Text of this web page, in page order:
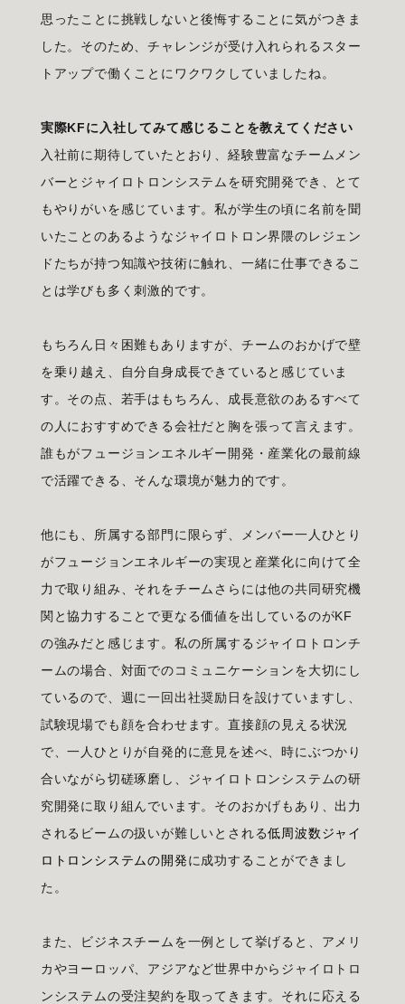
思ったことに挑戦しないと後悔することに気がつきま
した。そのため、チャレンジが受け入れられるスター
トアップで働くことにワクワクしていましたね。
実際KFに入社してみて感じることを教えてください
入社前に期待していたとおり、経験豊富なチームメン
バーとジャイロトロンシステムを研究開発でき、とて
もやりがいを感じています。私が学生の頃に名前を聞
いたことのあるようなジャイロトロン界隈のレジェン
ドたちが持つ知識や技術に触れ、一緒に仕事できるこ
とは学びも多く刺激的です。
もちろん日々困難もありますが、チームのおかげで壁
を乗り越え、自分自身成長できていると感じていま
す。その点、若手はもちろん、成長意欲のあるすべて
の人におすすめできる会社だと胸を張って言えます。
誰もがフュージョンエネルギー開発・産業化の最前線
で活躍できる、そんな環境が魅力的です。
他にも、所属する部門に限らず、メンバー一人ひとり
がフュージョンエネルギーの実現と産業化に向けて全
力で取り組み、それをチームさらには他の共同研究機
関と協力することで更なる価値を出しているのがKF
の強みだと感じます。私の所属するジャイロトロンチ
ームの場合、対面でのコミュニケーションを大切にし
ているので、週に一回出社奨励日を設けていますし、
試験現場でも顔を合わせます。直接顔の見える状況
で、一人ひとりが自発的に意見を述べ、時にぶつかり
合いながら切磋琢磨し、ジャイロトロンシステムの研
究開発に取り組んでいます。そのおかげもあり、出力
されるビームの扱いが難しいとされる低周波数ジャイ
ロトロンシステムの開発に成功することができまし
た。
また、ビジネスチームを一例として挙げると、アメリ
カやヨーロッパ、アジアなど世界中からジャイロトロ
ンシステムの受注契約を取ってきます。それに応える